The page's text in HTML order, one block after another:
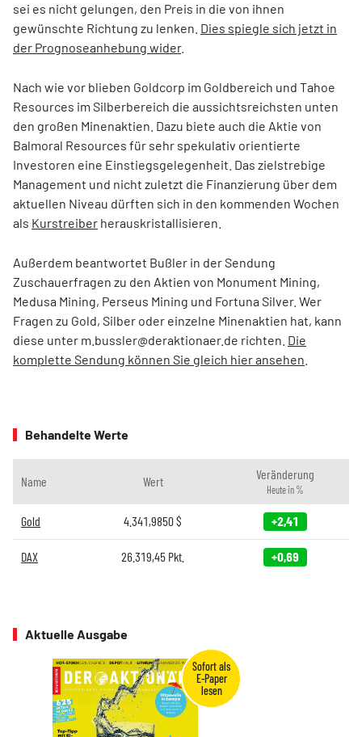
sei es nicht gelungen, den Preis in die von ihnen
gewünschte Richtung zu lenken. Dies spiegle sich jetzt in
der Prognoseanhebung wider.
Nach wie vor blieben Goldcorp im Goldbereich und Tahoe
Resources im Silberbereich die aussichtsreichsten unten
den großen Minenaktien. Dazu biete auch die Aktie von
Balmoral Resources für sehr spekulativ orientierte
Investoren eine Einstiegsgelegenheit. Das zielstrebige
Management und nicht zuletzt die Finanzierung über dem
aktuellen Niveau dürften sich in den kommenden Wochen
als Kurstreiber herauskristallisieren.
Außerdem beantwortet Bußler in der Sendung
Zuschauerfragen zu den Aktien von Monument Mining,
Medusa Mining, Perseus Mining und Fortuna Silver. Wer
Fragen zu Gold, Silber oder einzelne Minenaktien hat, kann
diese unter m.bussler@deraktionaer.de richten. Die
komplette Sendung können Sie gleich hier ansehen
Behandelte Werte
Name Wert Veränderung
Heute in %
Gold 4.341,9850$ +2,41
DAX 26.319,45 Pkt. +0,69
Aktuelle Ausgabe